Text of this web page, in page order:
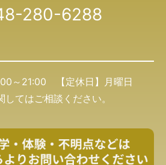
280-6288
～21:00 【定休日】月曜日
してはご相談ください。